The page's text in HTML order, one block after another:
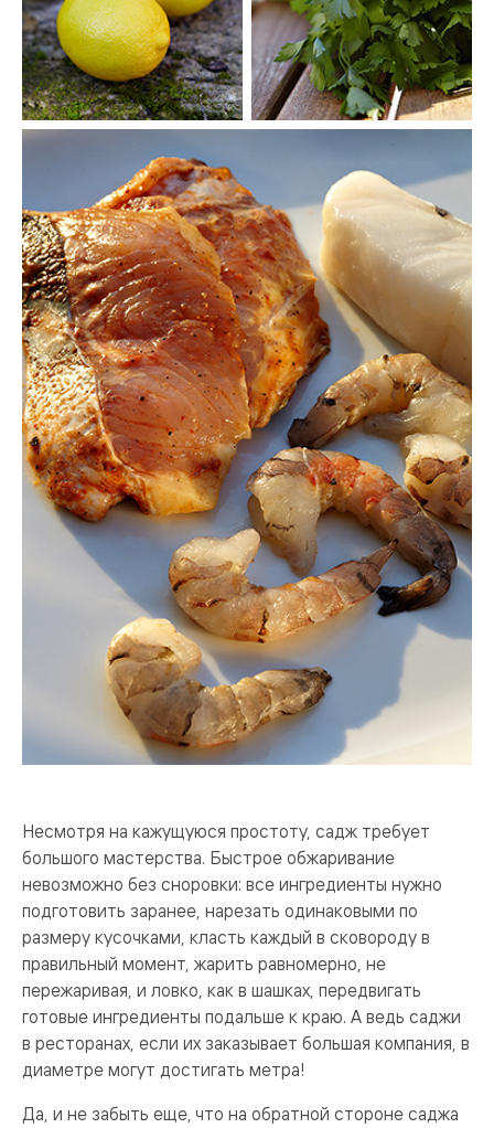
Несмотря на кажущуюся простоту, садж требует
большого мастерства. Быстрое обжаривание
невозможно без сноровки: все ингредиенты нужно
подготовить заранее, нарезать одинаковыми по
размеру кусочками, класть каждый в сковороду в
правильный момент, жарить равномерно, не
пережаривая, и ловко, как в шашках, передвигать
готовые ингредиенты подальше к краю. А ведь саджи
в ресторанах, если их заказывает большая компания, в
диаметре могут достигать метра!
Да, и не забыть еще, что на обратной стороне саджа